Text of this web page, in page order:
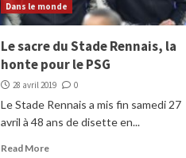
Dans le monde
Le sacre du Stade Rennais, la
honte pour le PSG
28 avril 2019 0
Le Stade Rennais a mis fin samedi 27
avril à 48 ans de disette en...
Read More